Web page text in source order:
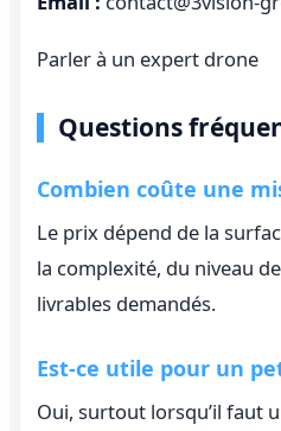
Parler à un expert drone
Questions
Combien coûte une
Le prix dépend de la
la complexité, du niveau
livrables demandés.
Est-ce utile pour un
Oui, surtout lorsqu’il faut